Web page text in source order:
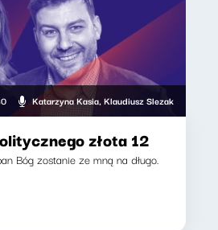
Katarzyna Kasia, Klaudiusz Slezak
złota 12
Bóg zostanie ze mną na długo.